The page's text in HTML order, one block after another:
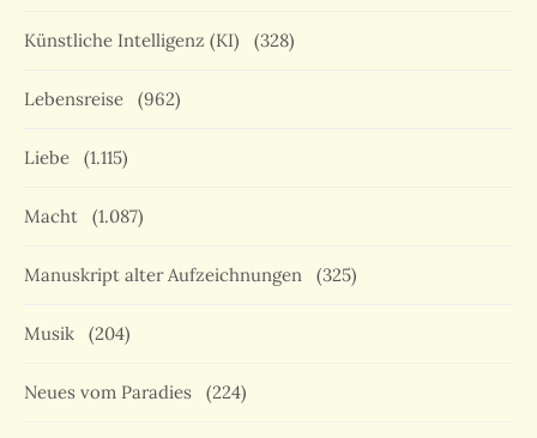
Künstliche Intelligenz (KI) (328)
Lebensreise (962)
Liebe (1.115)
Macht (1.087)
Manuskript alter Aufzeichnungen (325)
Musik (204)
Neues vom Paradies (224)